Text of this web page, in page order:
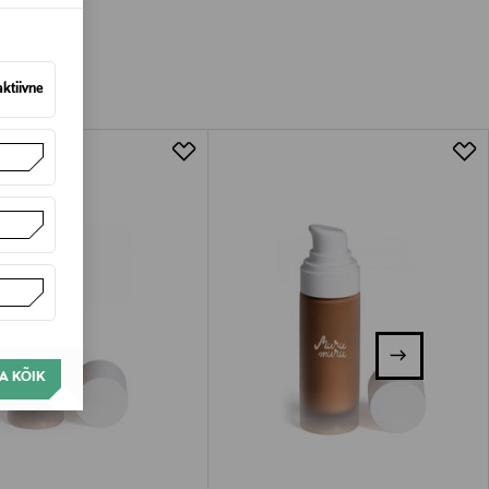
KÕIK
olema avamata originaalpakendis.